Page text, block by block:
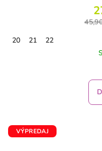
20
21
22
VÝPREDAJ